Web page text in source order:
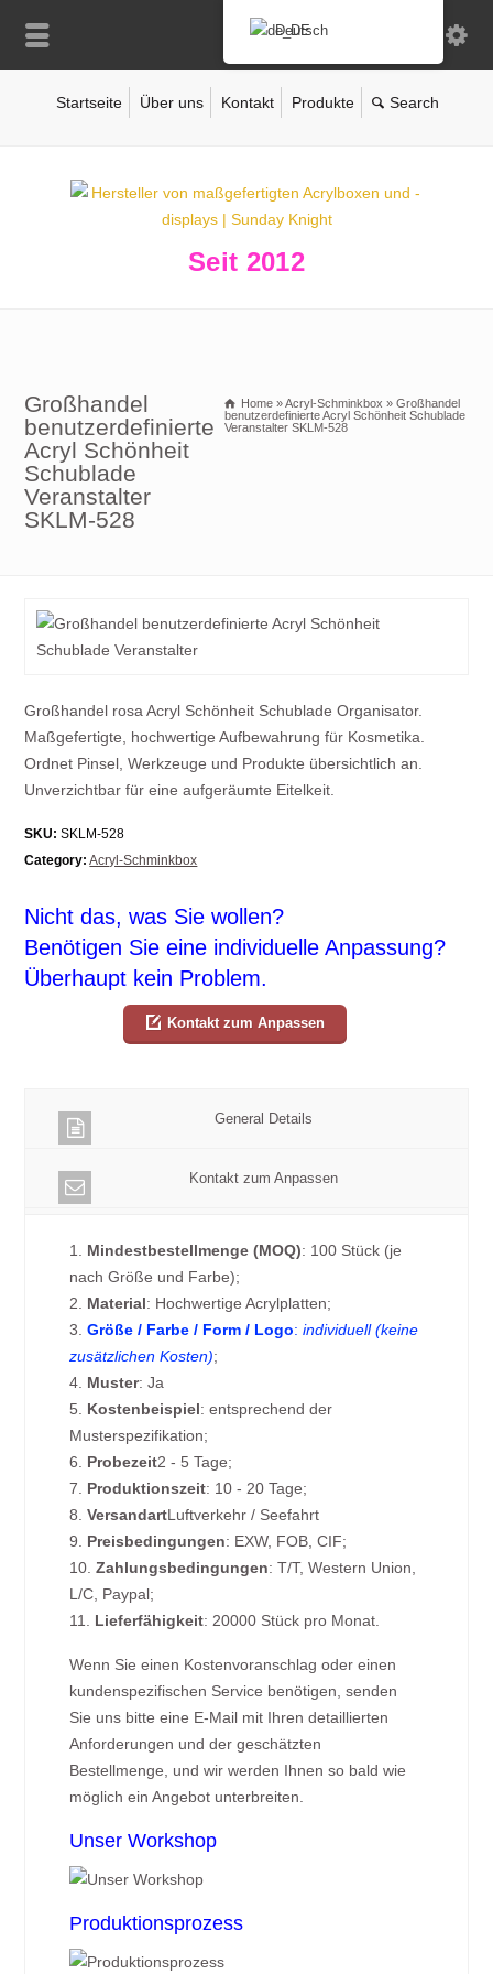
Startseite Über uns Kontakt Produkte
Seit 2012
Großhandel
benutzerdefinierte
Acryl Schönheit
Schublade
Veranstalter
SKLM-528
Home »Acryl-Schminkbox » Großhandel
benutzerdefinierte Acryl Schönheit Schublade
Veranstalter SKLM-528
Großhandel rosa Acryl Schönheit Schublade Organisator.
Maßgefertigte, hochwertige Aufbewahrung für Kosmetika.
Ordnet Pinsel, Werkzeuge und Produkte übersichtlich an.
Unverzichtbar für eine aufgeräumte Eitelkeit.
SKU: SKLM-528
Category: Acryl-Schminkbox
Nicht das, was Sie wollen?
Benötigen Sie eine individuelle Anpassung?
Überhaupt kein Problem.
Kontakt zum Anpassen
General Details
Kontakt zum Anpassen
1. Mindestbestellmenge (MOQ): 100 Stück (je
nach Größe und Farbe);
2. Material: Hochwertige Acrylplatten;
3.Größe / Farbe / Form / Logo:individuell (keine
zusätzlichen Kosten);
4. Muster: Ja
5. Kostenbeispiel: entsprechend der
Musterspezifikation;
6. Probezeit2 - 5 Tage;
7. Produktionszeit: 10 - 20 Tage;
8.VersandartLuftverkehr / Seefahrt
9. Preisbedingungen: EXW, FOB, CIF;
10.Zahlungsbedingungen: T/T, Western Union,
L/C, Paypal;
11. Lieferfähigkeit: 20000 Stück pro Monat.
Wenn Sie einen Kostenvoranschlag oder einen
kundenspezifischen Service benötigen, senden
Sie uns bitte eine E-Mail mit Ihren detaillierten
Anforderungen und der geschätzten
Bestellmenge, und wir werden Ihnen so bald wie
möglich ein Angebot unterbreiten.
Unser Workshop
Produktionsprozess
Deutsch